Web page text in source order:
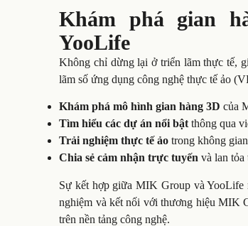
Khám phá gian
YooLife
Không chỉ dừng lại ở triển lãm thực tế,
lãm số ứng dụng công nghệ thực tế ảo
Khám phá mô hình gian hàng 3D của
Tìm hiểu các dự án nổi bật thông qua
Trải nghiệm thực tế ảo trong không
Chia sẻ cảm nhận trực tuyến và lan
Sự kết hợp giữa MIK Group và YooLife
nghiệm và kết nối với thương hiệu MIK
trên nền tảng công nghệ.